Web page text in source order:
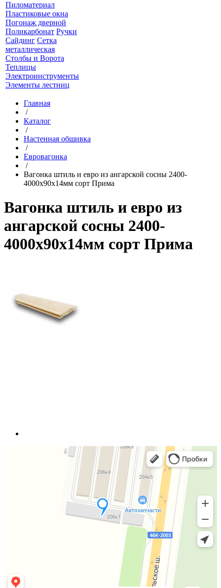
Пиломатериал
Пластиковые окна
Погонаж дверной
Поликарбонат Ручки
Сайдинг Сетка
металлическая
Столбы и Ворота
Теплицы
Электроинструменты
Элементы лестниц
Главная
/
Каталог
/
Настенная обшивка
/
Евровагонка
/
Вагонка штиль и евро из ангарской сосны 2400-
4000х90х14мм сорт Прима
Вагонка штиль и евро из
ангарской сосны 2400-
4000х90х14мм сорт Прима